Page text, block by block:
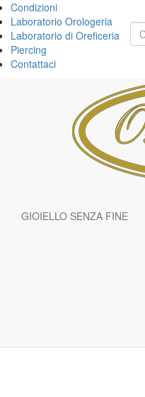
Condizioni
Laboratorio Orologeria
Laboratorio di Oreficeria
Piercing
Contattaci
GIOIELLO SENZA FINE